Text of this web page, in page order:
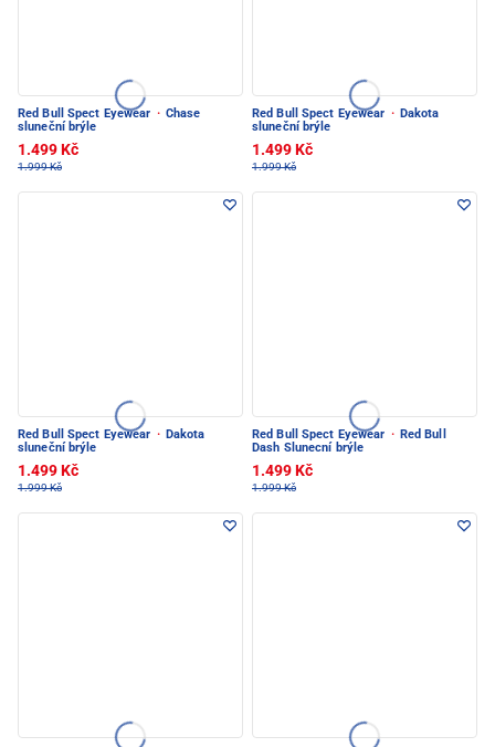
Red Bull Spect Eyewear · Chase
sluneční brýle
1.499 Kč
1.999 Kč
Red Bull Spect Eyewear · Dakota
sluneční brýle
1.499 Kč
1.999 Kč
Red Bull Spect Eyewear · Dakota
sluneční brýle
1.499 Kč
1.999 Kč
Red Bull Spect Eyewear · Red Bull
Dash Slunecní brýle
1.499 Kč
1.999 Kč